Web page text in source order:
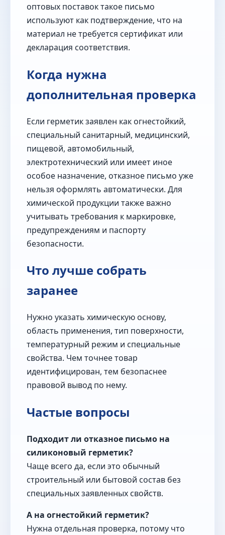
оптовых поставок такое письмо
используют как подтверждение, что на
материал не требуется сертификат или
декларация соответствия.
Когда нужна
дополнительная проверка
Если герметик заявлен как огнестойкий,
специальный санитарный, медицинский,
пищевой, автомобильный,
электротехнический или имеет иное
особое назначение, отказное письмо уже
нельзя оформлять автоматически. Для
химической продукции также важно
учитывать требования к маркировке,
предупреждениям и паспорту
безопасности.
Что лучше собрать
заранее
Нужно указать химическую основу,
область применения, тип поверхности,
температурный режим и специальные
свойства. Чем точнее товар
идентифицирован, тем безопаснее
правовой вывод по нему.
Частые вопросы
Подходит ли отказное письмо на
силиконовый герметик?
Чаще всего да, если это обычный
строительный или бытовой состав без
специальных заявленных свойств.
А на огнестойкий герметик?
Нужна отдельная проверка, потому что